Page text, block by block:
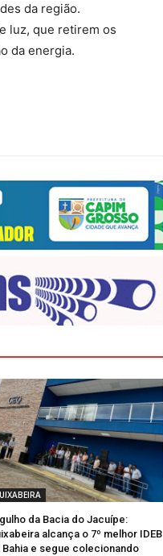
da região.
luz, que retirem os
da energia.
da Bacia do Jacuípe:
alcança o 7º melhor IDEB
Bahia e segue colecionando